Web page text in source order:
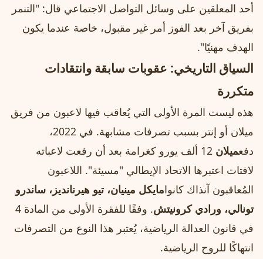
أحد المعلقين على وسائل التواصل الاجتماعي قال: "التنمر
بفريق آخر بعد الفوز أمر غير مقبول، خاصة عندما يكون
الهدف مهنيًا".
السياق التاريخي: عقوبات سابقة وانتقادات
متكررة
هذه ليست المرة الأولى التي يُعاقب فيها لاعبون من فريق
ميلان أو إنتر بسبب تصرفات مشابهة. في 2022،
دفعميلان
12 ألف يورو كغرامة بعد أن رفعت لاعباته
لافتات اعتبرها الاتحاد الإيطالي "مسيئة". اللاعبون
المُعاقبون آنذاك كانوامايكل مينيان، تيو هيرنانديز، ساندرو
تونالي، ورادي كرونيتش
. وفقًا للفقرة الأولى من المادة 4
في قانون العدالة الرياضية، يُعتبر هذا النوع من التصرفات
انتهاكًا للروح الرياضية.